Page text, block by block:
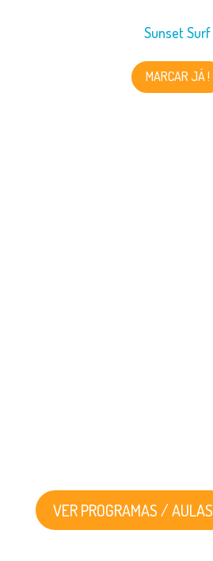
Sunset Surf
MARCAR JÁ !
VER PROGRAMAS / AULAS